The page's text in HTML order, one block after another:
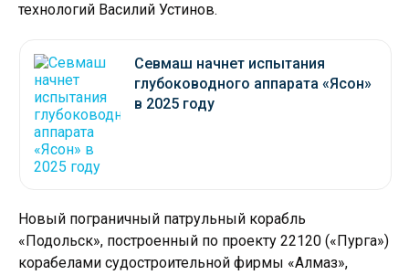
технологий Василий Устинов.
Севмаш начнет испытания
глубоководного аппарата «Ясон»
в 2025 году
Новый пограничный патрульный корабль
«Подольск», построенный по проекту 22120 («Пурга»)
корабелами судостроительной фирмы «Алмаз»,